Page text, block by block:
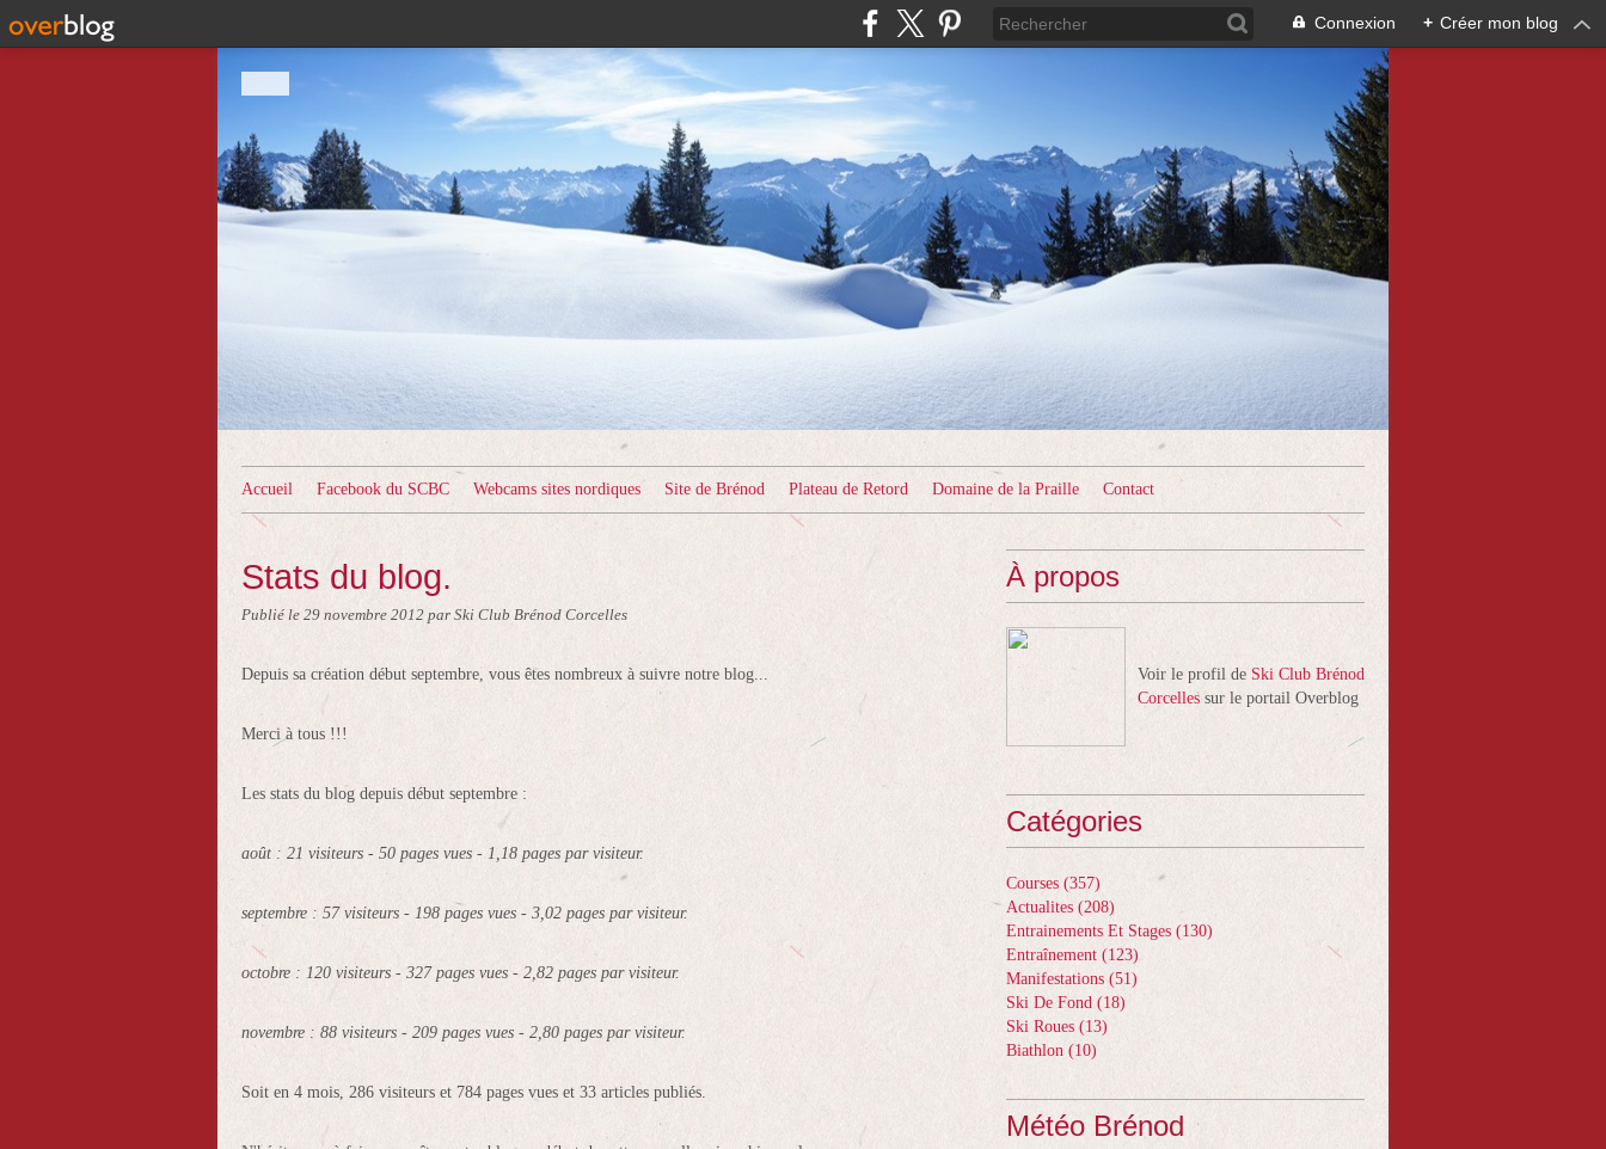
Connexion + Créer mon blog
Accueil Facebook du SCBC Webcams sites nordiques Site de Brénod Plateau de Retord Domaine de la Praille Contact
Stats du blog.
Publié le 29 novembre 2012 par Ski Club Brénod Corcelles
Depuis sa création début septembre, vous êtes nombreux à suivre notre blog...
Merci à tous !!!
Les stats du blog depuis début septembre :
août : 21 visiteurs - 50 pages vues - 1,18 pages par visiteur.
septembre : 57 visiteurs - 198 pages vues - 3,02 pages par visiteur.
octobre : 120 visiteurs - 327 pages vues - 2,82 pages par visiteur.
novembre : 88 visiteurs - 209 pages vues - 2,80 pages par visiteur.
Soit en 4 mois, 286 visiteurs et 784 pages vues et 33 articles publiés.
À propos
Voir le profil de Ski Club Brénod
Corcelles sur le portail Overblog
Catégories
Courses (357)
Actualites (208)
Entrainements Et Stages (130)
Entraînement (123)
Manifestations (51)
Ski De Fond (18)
Ski Roues (13)
Biathlon (10)
Météo Brénod